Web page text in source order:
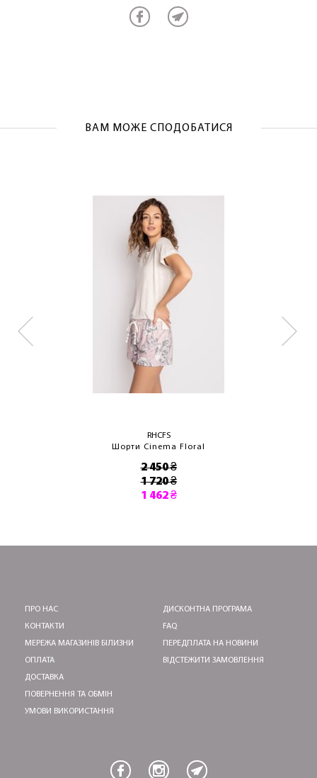
ВАМ МОЖЕ СПОДОБАТИСЯ
RHCFS
Шорти Cinema Floral
2 450 ₴
1 720 ₴
1 462 ₴
ПРО НАС
КОНТАКТИ
МЕРЕЖА МАГАЗИНІВ БІЛИЗНИ
ОПЛАТА
ДОСТАВКА
ПОВЕРНЕННЯ ТА ОБМІН
УМОВИ ВИКОРИСТАННЯ
ДИСКОНТНА ПРОГРАМА
FAQ
ПЕРЕДПЛАТА НА НОВИНИ
ВІДСТЕЖИТИ ЗАМОВЛЕННЯ